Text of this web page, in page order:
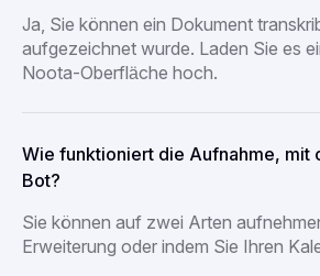
Ja, Sie können ein Dokument
aufgezeichnet wurde. Laden Sie es
Noota-Oberfläche hoch.
Wie funktioniert die Aufnahme, mit
Bot?
Sie können auf zwei Arten
Erweiterung oder indem Sie Ihren